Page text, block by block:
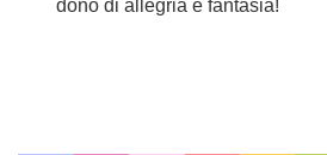
dono di allegria e fantasia!